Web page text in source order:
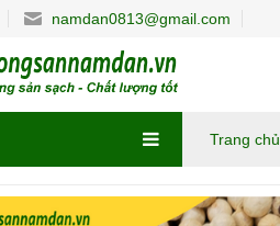
namdan0813@gmail.com
Trang chủ